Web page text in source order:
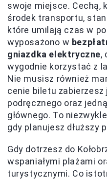
swoje miejsce. Cechą,
środek transportu,
które umilają czas w
wyposażono w
gniazdka elektryczne,
wygodnie korzystać z
Nie musisz również
cenie biletu zabierzesz
podręcznego oraz
głównego. To
gdy planujesz dłuższy
Gdy dotrzesz do
wspaniałymi plażami
turystycznymi. Co